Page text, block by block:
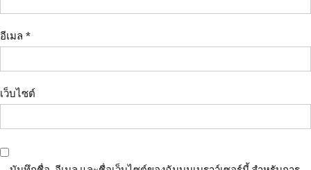
อีเมล *
เว็บไซต์